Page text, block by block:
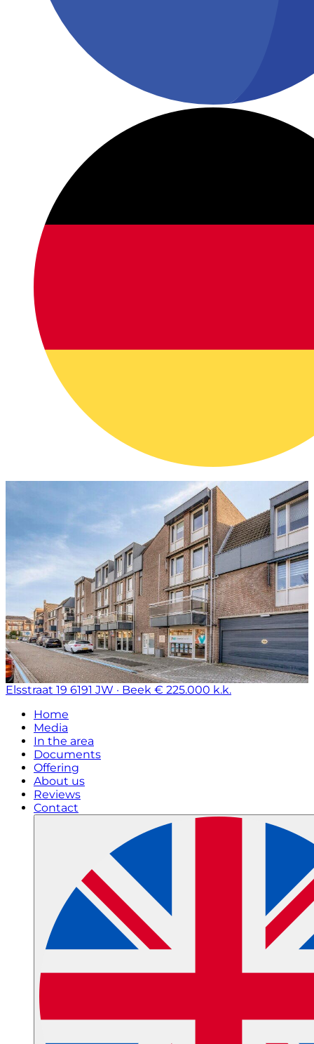
Elsstraat 19 6191 JW · Beek € 225.000 k.k.
Home
Media
In the area
Documents
Offering
About us
Reviews
Contact